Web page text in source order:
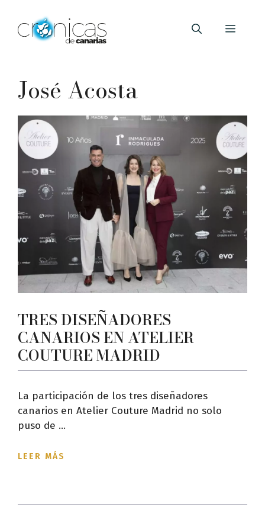
contenido
Menú
José Acosta
TRES DISEÑADORES
CANARIOS EN ATELIER
COUTURE MADRID
La participación de los tres diseñadores
canarios en Atelier Couture Madrid no solo
puso de ...
LEER MÁS